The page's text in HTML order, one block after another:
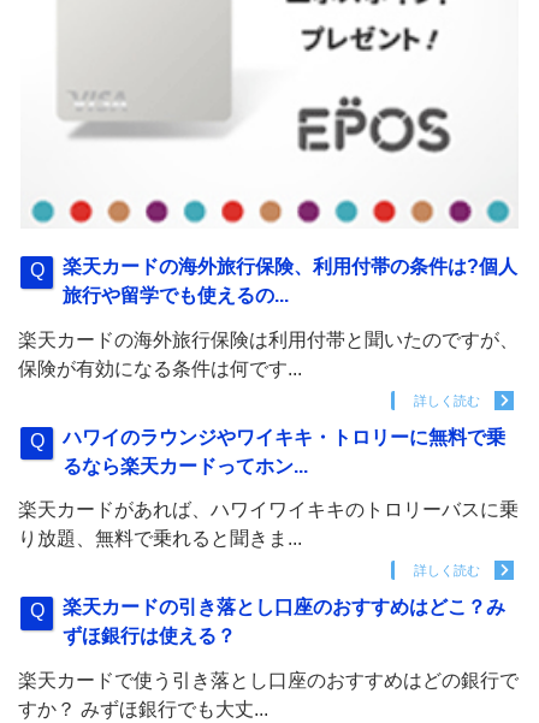
楽天カードの海外旅行保険、利用付帯の条件は?個人
旅行や留学でも使えるの...
楽天カードの海外旅行保険は利用付帯と聞いたのですが、
保険が有効になる条件は何です...
詳しく読む
ハワイのラウンジやワイキキ・トロリーに無料で乗
るなら楽天カードってホン...
楽天カードがあれば、ハワイワイキキのトロリーバスに乗
り放題、無料で乗れると聞きま...
詳しく読む
楽天カードの引き落とし口座のおすすめはどこ？み
ずほ銀行は使える？
楽天カードで使う引き落とし口座のおすすめはどの銀行で
すか？ みずほ銀行でも大丈...